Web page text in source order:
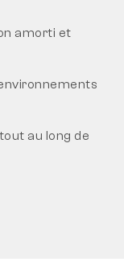
amorti et
au long de